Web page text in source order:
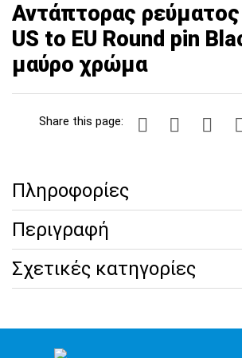
Αντάπτορας
US to EU Round pin
μαύρο χρώμα
Share this page:
Πληροφορίες
Περιγραφή
Σχετικές κατηγορίες